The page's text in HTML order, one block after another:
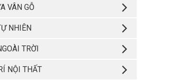
VÂN GỖ
NHIÊN
TRỜI
NỘI THẤT